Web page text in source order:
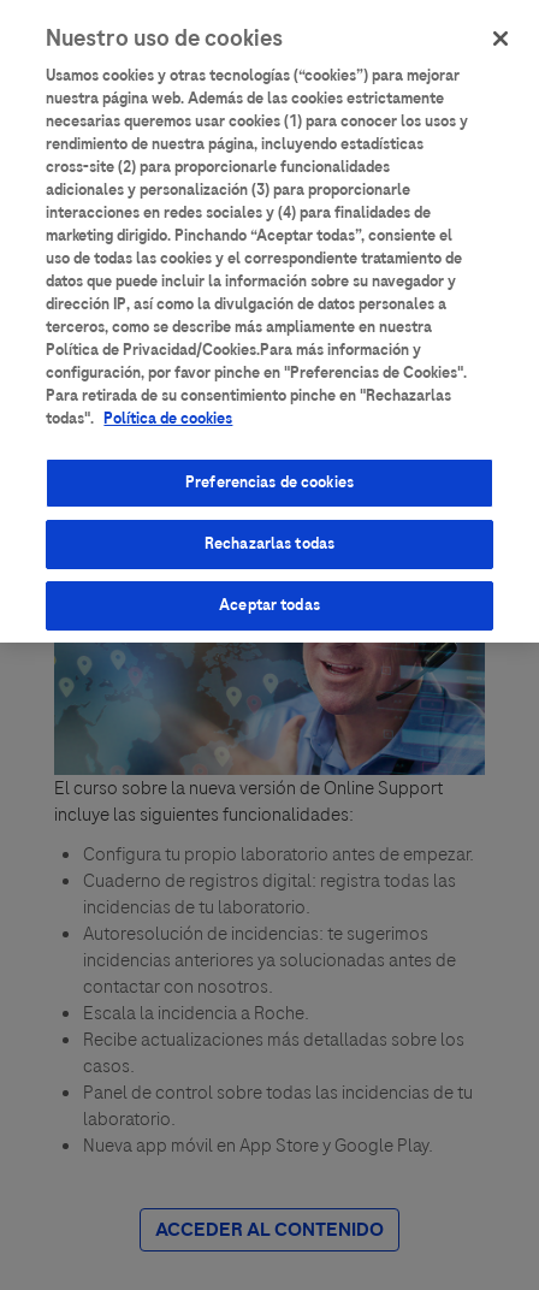
contenido
principal
User
account
menu
Iniciar sesión
Online Support - DiaLog
El curso sobre la nueva versión de Online Support
incluye las siguientes funcionalidades:
Configura tu propio laboratorio antes de empezar.
Cuaderno de registros digital: registra todas las
incidencias de tu laboratorio.
Autoresolución de incidencias: te sugerimos
incidencias anteriores ya solucionadas antes de
contactar con nosotros.
Escala la incidencia a Roche.
Recibe actualizaciones más detalladas sobre los
casos.
Panel de control sobre todas las incidencias de tu
laboratorio.
Nueva app móvil en App Store y Google Play.
ACCEDER AL CONTENIDO
Nuestro uso de cookies
Usamos cookies y otras tecnologías (“cookies”) para mejorar
nuestra página web. Además de las cookies estrictamente
necesarias queremos usar cookies (1) para conocer los usos y
rendimiento de nuestra página, incluyendo estadísticas
cross-site (2) para proporcionarle funcionalidades
adicionales y personalización (3) para proporcionarle
interacciones en redes sociales y (4) para finalidades de
marketing dirigido. Pinchando “Aceptar todas”, consiente el
uso de todas las cookies y el correspondiente tratamiento de
datos que puede incluir la información sobre su navegador y
dirección IP, así como la divulgación de datos personales a
terceros, como se describe más ampliamente en nuestra
Política de Privacidad/Cookies.Para más información y
configuración, por favor pinche en "Preferencias de Cookies".
Para retirada de su consentimiento pinche en "Rechazarlas
todas". Política de cookies
Preferencias de cookies
Rechazarlas todas
Aceptar todas